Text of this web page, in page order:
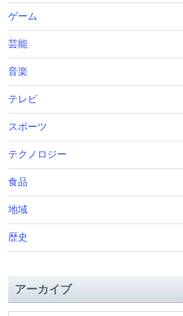
ゲーム
芸能
音楽
テレビ
スポーツ
テクノロジー
食品
地域
歴史
アーカイブ
ア